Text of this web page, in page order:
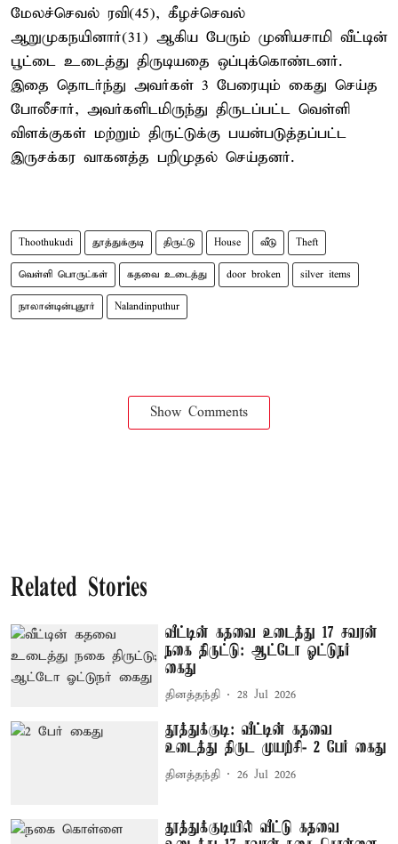
மேலச்செவல் ரவி(45), கீழச்செவல்
ஆறுமுகநயினார்(31) ஆகிய பேரும் முனியசாமி வீட்டின்
பூட்டை உடைத்து திருடியதை ஒப்புக்கொண்டனர்.
இதை தொடர்ந்து அவர்கள் 3 பேரையும் கைது செய்த
போலீசார், அவர்களிடமிருந்து திருடப்பட்ட வெள்ளி
விளக்குகள் மற்றும் திருட்டுக்கு பயன்படுத்தப்பட்ட
இருசக்கர வாகனத்த பறிமுதல் செய்தனர்.
Thoothukudi தூத்துக்குடி திருட்டு House வீடு Theft
வெள்ளி பொருட்கள் கதவை உடைத்து door broken silver items
நாலான்டின்புதூர் Nalandinputhur
Show Comments
Related Stories
வீட்டின் கதவை உடைத்து 17 சவரன்
நகை திருட்டு: ஆட்டோ ஓட்டுநர்
கைது
தினத்தந்தி 28 Jul 2026
தூத்துக்குடி: வீட்டின் கதவை
உடைத்து திருட முயற்சி- 2 பேர் கைது
தினத்தந்தி 26 Jul 2026
தூத்துக்குடியில் வீட்டு கதவை